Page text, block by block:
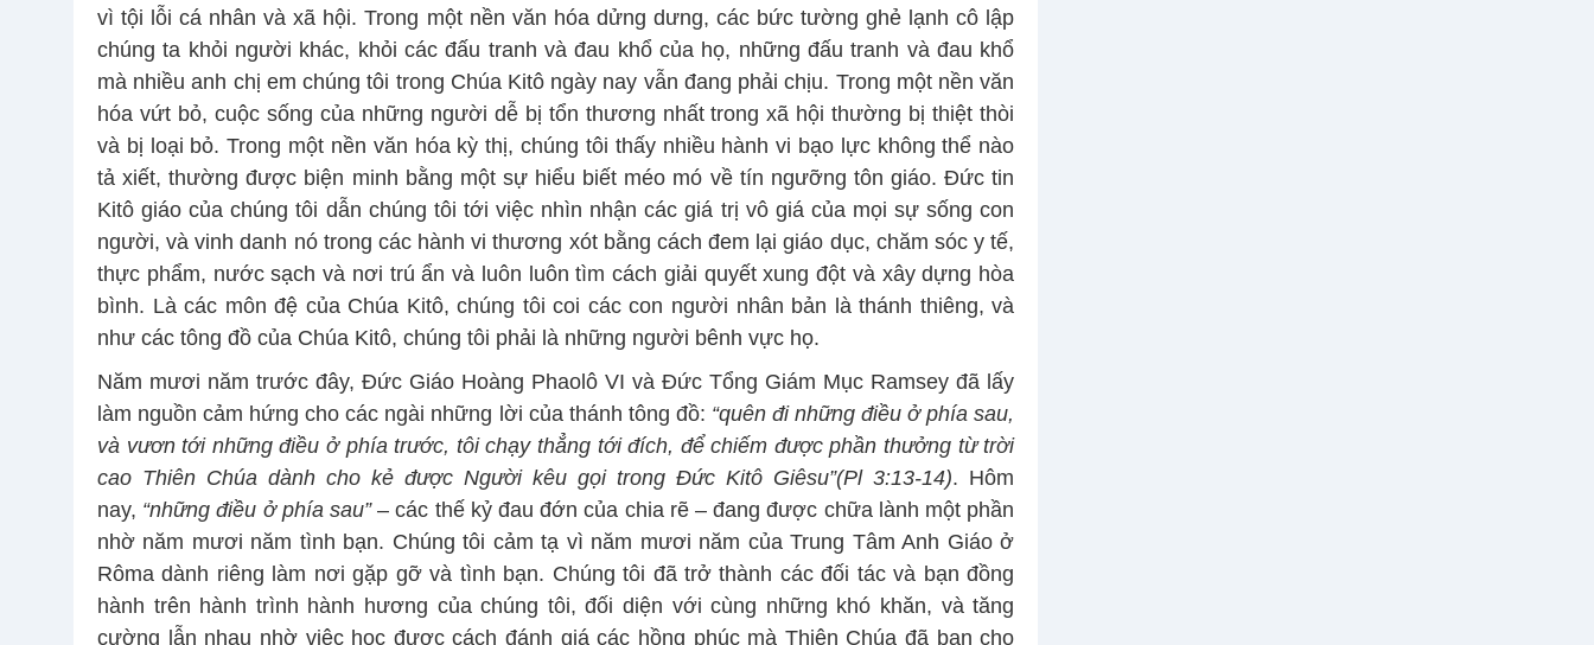
vì tội lỗi cá nhân và xã hội. Trong một nền văn hóa dửng dưng, các bức tường ghẻ lạnh cô lập
chúng ta khỏi người khác, khỏi các đấu tranh và đau khổ của họ, những đấu tranh và đau khổ
mà nhiều anh chị em chúng tôi trong Chúa Kitô ngày nay vẫn đang phải chịu. Trong một nền văn
hóa vứt bỏ, cuộc sống của những người dễ bị tổn thương nhất trong xã hội thường bị thiệt thòi
và bị loại bỏ. Trong một nền văn hóa kỳ thị, chúng tôi thấy nhiều hành vi bạo lực không thể nào
tả xiết, thường được biện minh bằng một sự hiểu biết méo mó về tín ngưỡng tôn giáo. Đức tin
Kitô giáo của chúng tôi dẫn chúng tôi tới việc nhìn nhận các giá trị vô giá của mọi sự sống con
người, và vinh danh nó trong các hành vi thương xót bằng cách đem lại giáo dục, chăm sóc y tế,
thực phẩm, nước sạch và nơi trú ẩn và luôn luôn tìm cách giải quyết xung đột và xây dựng hòa
bình. Là các môn đệ của Chúa Kitô, chúng tôi coi các con người nhân bản là thánh thiêng, và
như các tông đồ của Chúa Kitô, chúng tôi phải là những người bênh vực họ.
Năm mươi năm trước đây, Đức Giáo Hoàng Phaolô VI và Đức Tổng Giám Mục Ramsey đã lấy
làm nguồn cảm hứng cho các ngài những lời của thánh tông đồ: “quên đi những điều ở phía sau,
và vươn tới những điều ở phía trước, tôi chạy thẳng tới đích, để chiếm được phần thưởng từ trời
cao Thiên Chúa dành cho kẻ được Người kêu gọi trong Đức Kitô Giêsu”(Pl 3:13-14). Hôm
nay, “những điều ở phía sau”– các thế kỷ đau đớn của chia rẽ – đang được chữa lành một phần
nhờ năm mươi năm tình bạn. Chúng tôi cảm tạ vì năm mươi năm của Trung Tâm Anh Giáo ở
Rôma dành riêng làm nơi gặp gỡ và tình bạn. Chúng tôi đã trở thành các đối tác và bạn đồng
hành trên hành trình hành hương của chúng tôi, đối diện với cùng những khó khăn, và tăng
cường lẫn nhau nhờ việc học được cách đánh giá các hồng phúc mà Thiên Chúa đã ban cho